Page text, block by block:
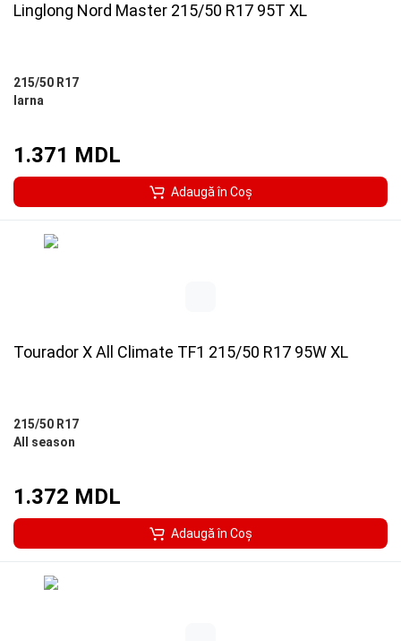
Linglong Nord Master 215/50 R17 95T XL
215/50 R17
Iarna
1.371 MDL
Adaugă în Coş
Tourador X All Climate TF1 215/50 R17 95W XL
215/50 R17
All season
1.372 MDL
Adaugă în Coş